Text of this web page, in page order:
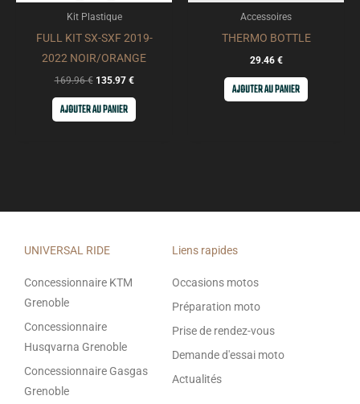
Kit Plastique
FULL KIT SX-SXF 2019-
2022 NOIR/ORANGE
169.96€ 135.97 €
AJOUTER AU PANIER
Accessoires
THERMO BOTTLE
29.46 €
AJOUTER AU PANIER
UNIVERSAL RIDE
Concessionnaire KTM
Grenoble
Concessionnaire
Husqvarna Grenoble
Concessionnaire Gasgas
Grenoble
Liens rapides
Occasions motos
Préparation moto
Prise de rendez-vous
Demande d'essai moto
Actualités